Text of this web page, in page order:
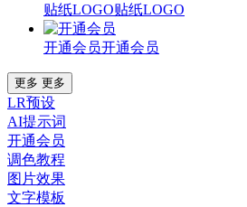
贴纸LOGO贴纸LOGO
开通会员开通会员
更多 更多
LR预设
AI提示词
开通会员
调色教程
图片效果
文字模板